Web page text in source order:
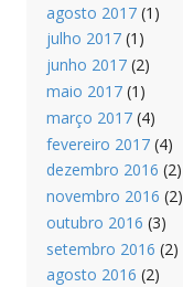
agosto 2017(1)
julho 2017(1)
junho 2017(2)
maio 2017(1)
março 2017(4)
fevereiro 2017(4)
dezembro 2016 (2)
novembro 2016 (2)
outubro 2016 (3)
setembro 2016 (2)
agosto 2016 (2)